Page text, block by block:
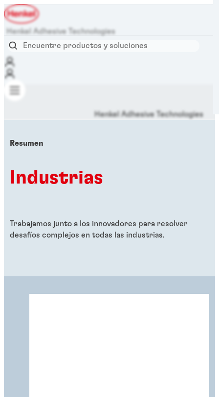
Henkel Adhesive Technologies
Henkel Adhesive Technologies
Resumen
Industrias
Trabajamos junto a los innovadores para resolver
desafíos complejos en todas las industrias.